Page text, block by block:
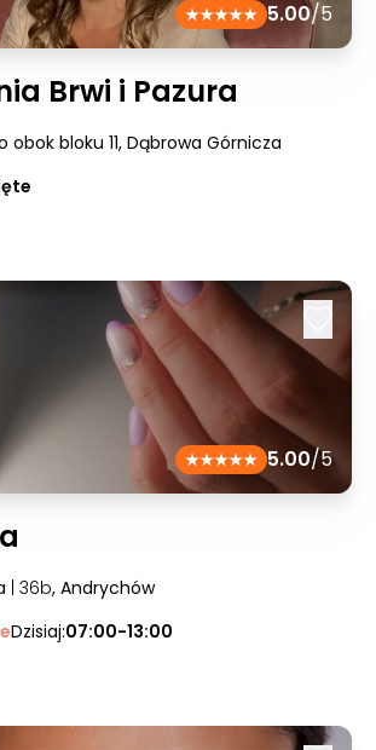
5.00/5
Brwi i Pazura
obok bloku 11, Dąbrowa Górnicza
5.00/5
| 36b, Andrychów
Dzisiaj:07:00-13:00